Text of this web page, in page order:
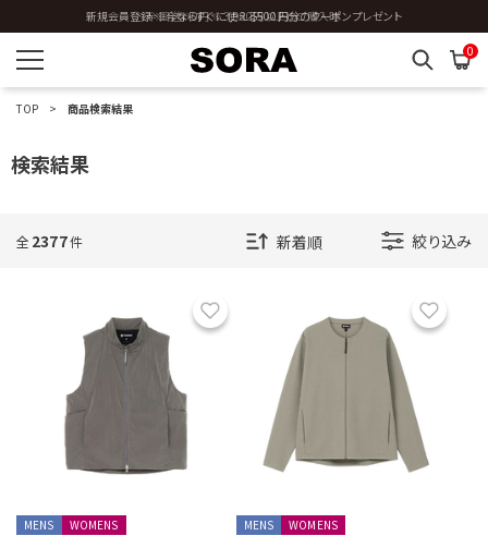
全国送料0円 ※3,980円以上のご購入時
0
TOP 商品検索結果
検索結果
全 2377件 絞り込み
お気に入り
MENS
WOMENS
MENS
WOMENS